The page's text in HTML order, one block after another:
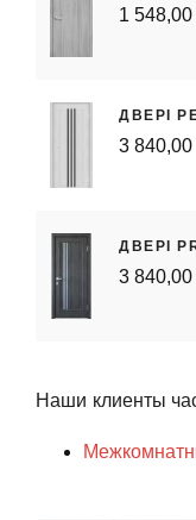
1 548,00
ДВЕРІ
3 840,00
ДВЕРІ
3 840,00
Наши клиенты